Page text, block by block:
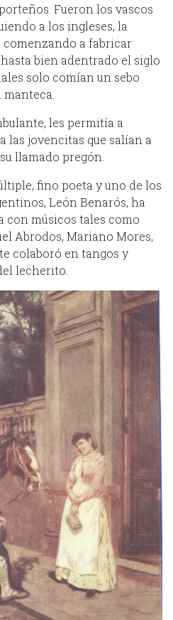
Fueron los vascos
a los ingleses, la
comenzando a fabricar
bien adentrado el siglo
solo comían un sebo
les permitía a
las jovencitas que salían a
llamado pregón.
fino poeta y uno de los
León Benarós, ha
con músicos tales como
Abrodos, Mariano Mores,
colaboró en tangos y
lecherito.